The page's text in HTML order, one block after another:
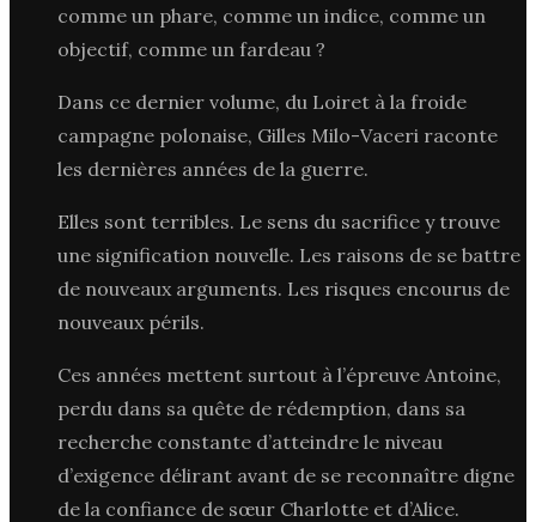
comme un phare, comme un indice, comme un
objectif, comme un fardeau ?
Dans ce dernier volume, du Loiret à la froide
campagne polonaise, Gilles Milo-Vaceri raconte
les dernières années de la guerre.
Elles sont terribles. Le sens du sacrifice y trouve
une signification nouvelle. Les raisons de se battre
de nouveaux arguments. Les risques encourus de
nouveaux périls.
Ces années mettent surtout à l’épreuve Antoine,
perdu dans sa quête de rédemption, dans sa
recherche constante d’atteindre le niveau
d’exigence délirant avant de se reconnaître digne
de la confiance de sœur Charlotte et d’Alice.